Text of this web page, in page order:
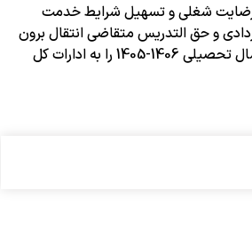
رضایت شغلی و تسهیل شرایط خدمت
و حق التدریس متقاضی انتقال برون
استانی با تأکید بر مدیریت کمبود و بهبود تراز نیروی انسانی و سایر ضوابط و مقررات مربوط برای سال تحصیلی 1406-1405 را به ادارات کل